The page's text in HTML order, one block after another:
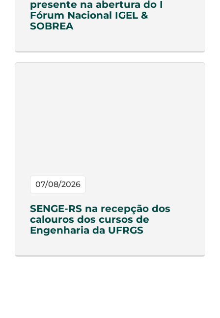
presente na abertura do I
Fórum Nacional IGEL &
SOBREA
07/08/2026
SENGE-RS na recepção dos
calouros dos cursos de
Engenharia da UFRGS